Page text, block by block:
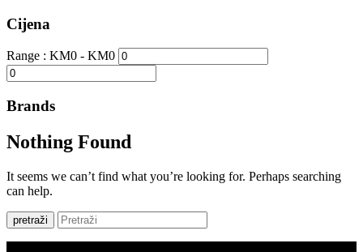
Cijena
Range : KM0 - KM0
Brands
Nothing Found
It seems we can’t find what you’re looking for. Perhaps searching
can help.
pretraži